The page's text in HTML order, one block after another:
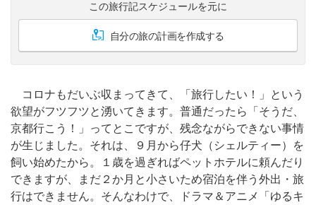
この旅行記スケジュールを元に
自分の旅の計画を作成する
コロナもだいぶ収まってきて、「旅行したい！」という
欲望がフツフツと湧いてきます。普通だったら「そうだ、
京都行こう！」ってとこですが、残念ながらできない事情
が生じました。それは、９月から仔犬（シェルティー）を
飼い始めたから。１歳を過ぎればペットホテルに頼んだり
できますが、まだ２か月と小さいため宿泊を伴う外出・旅
行はできません。そんなわけで、ドラマ＆アニメ「ゆるキ